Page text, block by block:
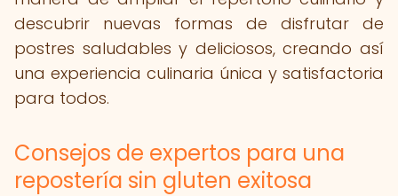
descubrir nuevas formas de disfrutar de
postres saludables y deliciosos, creando así
una experiencia culinaria única y satisfactoria
para todos.
Consejos de expertos para una
repostería sin gluten exitosa